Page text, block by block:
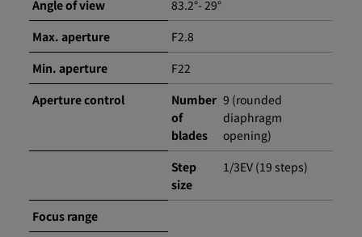
Angle of view
83.2°- 29°
Max. aperture
F2.8
Min. aperture
F22
Aperture control
Number
of
blades
9 (rounded
diaphragm
opening)
Step
size
1/3EV (19 steps)
Focus range